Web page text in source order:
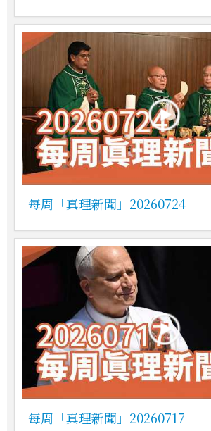
每周「真理新聞」20260724
每周「真理新聞」20260717